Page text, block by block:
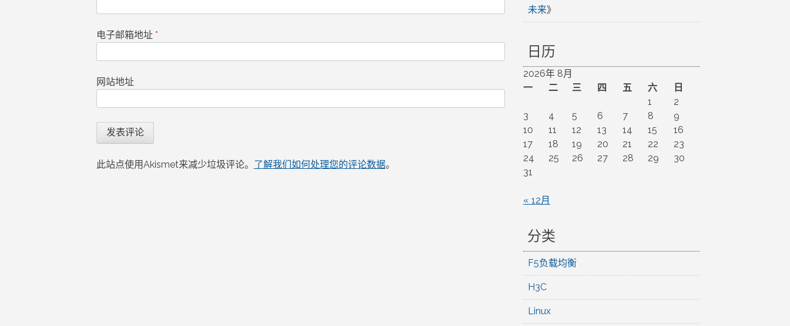
电子邮箱地址 *
网站地址
此站点使用Akismet来减少垃圾评论。 了解我们如何处理您的评论数据。
未来》
日历
2026年 8月
一
二 三 四 五 六
日
1
2
3
4 5 6 7 8
9
10
11 12 13 14 15
16
17
18 19 20 21 22
23
24
25 26 27 28 29
30
31
« 12月
分类
F5负载均衡
H3C
Linux